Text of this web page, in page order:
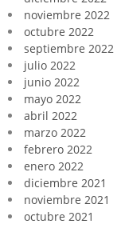
noviembre 2022
octubre 2022
septiembre 2022
julio 2022
junio 2022
mayo 2022
abril 2022
marzo 2022
febrero 2022
enero 2022
diciembre 2021
noviembre 2021
octubre 2021